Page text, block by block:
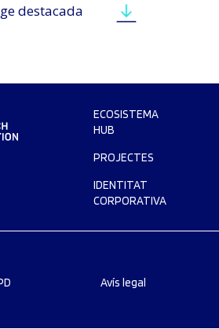
destacada
ECOSISTEMA
HUB
PROJECTES
IDENTITAT
CORPORATIVA
Avís legal